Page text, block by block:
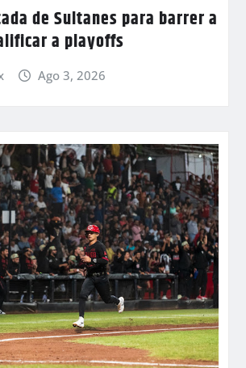
de Sultanes para barrer a
a playoffs
Ago 3, 2026